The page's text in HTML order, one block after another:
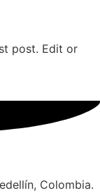
post. Edit or
Colombia.